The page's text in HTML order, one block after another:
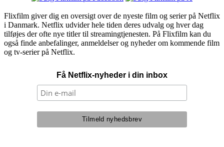
Flixfilm giver dig en oversigt over de nyeste film og serier på Netflix
i Danmark. Netflix udvider hele tiden deres udvalg og hver dag
tilføjes der ofte nye titler til streamingtjenesten. På Flixfilm kan du
også finde anbefalinger, anmeldelser og nyheder om kommende film
og tv-serier på Netflix.
Få Netflix-nyheder i din inbox